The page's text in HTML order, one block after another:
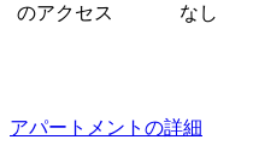
のアクセス
なし
アパートメントの詳細